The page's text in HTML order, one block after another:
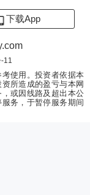
下载App
11
使用。投资者依据本
所造成的盈亏与本网
或因线路及超出本公
务，于暂停服务期间